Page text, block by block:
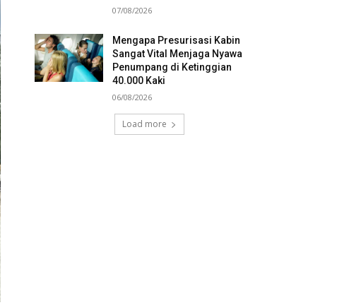
07/08/2026
Mengapa Presurisasi Kabin
Sangat Vital Menjaga Nyawa
Penumpang di Ketinggian
40.000 Kaki
06/08/2026
Load more